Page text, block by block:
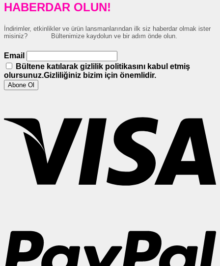
HABERDAR OLUN!
İndirimler, etkinlikler ve ürün lansmanlarından ilk siz haberdar olmak ister
misiniz? Bültenimize kaydolun ve bir adım önde olun.
Email
Bültene katılarak gizlilik politikasını kabul etmiş
olursunuz.Gizliliğiniz bizim için önemlidir.